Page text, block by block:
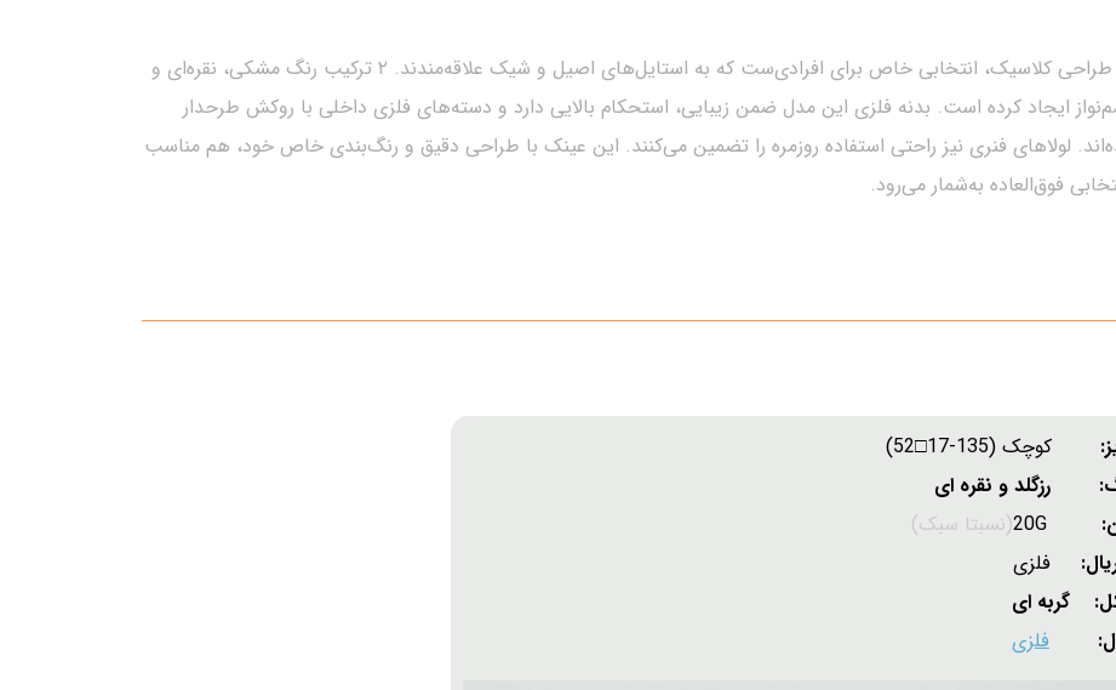
عینک طبی گرد برند Vincenzo با فریمی فلزی و طراحی کلاسیک، انتخابی خاص برای افرادی‌ست که به استایل‌های اصیل و شیک علاقه‌مندند. ۲ ترکیب رنگ مشکی، نقره‌ای و
ایجاد کرده است. بدنه فلزی این مدل ضمن زیبایی، استحکام بالایی دارد و دسته‌های فلزی داخلی با روکش طرحدار
لولاهای فنری نیز راحتی استفاده روزمره را تضمین می‌کنند. این عینک با طراحی دقیق و رنگ‌بندی خاص خود، هم مناسب
فوق‌العاده به‌شمار می‌رود.
کوچک (135-17□52)
رزگلد و نقره ای
(نسبتا سبک)
فلزی
گربه ای
فلزی